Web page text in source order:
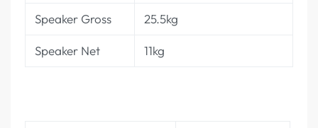
Speaker Gross 25.5kg
Speaker Net 11kg